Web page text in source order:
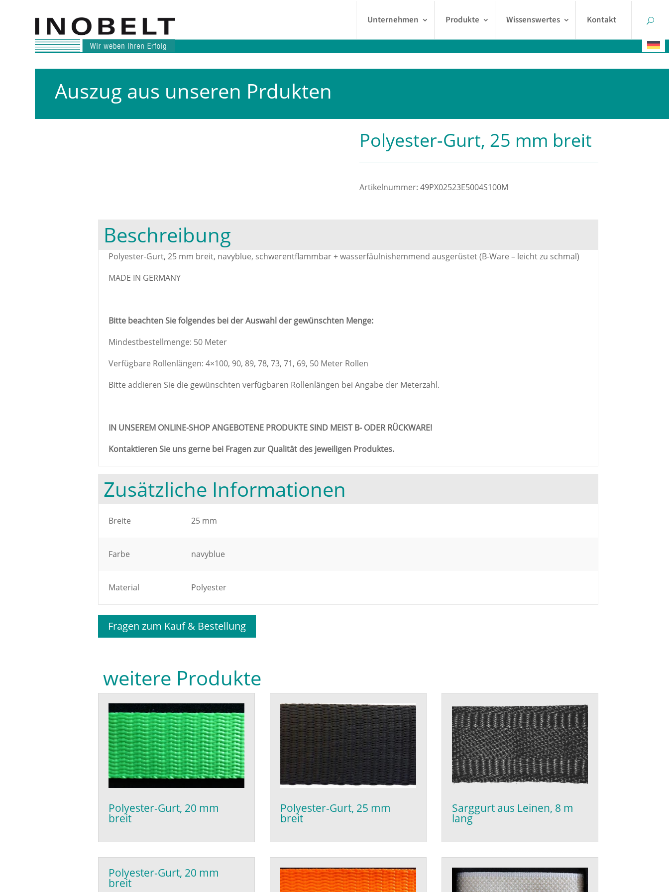
Unternehmen Produkte Wissenswertes Kontakt
Auszug aus unseren Prdukten
Polyester-Gurt, 25 mm breit
Artikelnummer:49PX02523E5004S100M
Beschreibung
Polyester-Gurt, 25 mm breit, navyblue, schwerentflammbar + wasserfäulnishemmend ausgerüstet (B-Ware – leicht zu schmal)
MADE IN GERMANY
Bitte beachten Sie folgendes bei der Auswahl der gewünschten Menge:
Mindestbestellmenge: 50 Meter
Verfügbare Rollenlängen: 4×100, 90, 89, 78, 73, 71, 69, 50 Meter Rollen
Bitte addieren Sie die gewünschten verfügbaren Rollenlängen bei Angabe der Meterzahl.
IN UNSEREM ONLINE-SHOP ANGEBOTENE PRODUKTE SIND MEIST B- ODER RÜCKWARE!
Kontaktieren Sie uns gerne bei Fragen zur Qualität des jeweiligen Produktes.
Zusätzliche Informationen
Breite 25 mm
Farbe navyblue
Material Polyester
Fragen zum Kauf & Bestellung
weitere Produkte
Polyester-Gurt, 20 mm
breit
Polyester-Gurt, 20 mm
breit
Polyester-Gurt, 25 mm
breit
Sarggurt aus Leinen, 8 m
lang